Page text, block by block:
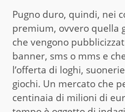
Pugno duro, quindi, nei
premium, ovvero quella
che vengono
banner, sms o mms e
l’offerta di loghi,
giochi. Un mercato che
centinaia di milioni di